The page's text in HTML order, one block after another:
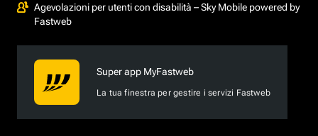
Agevolazioni per utenti con disabilità – Sky Mobile powered by
Fastweb
Super app MyFastweb
La tua finestra per gestire i servizi Fastweb